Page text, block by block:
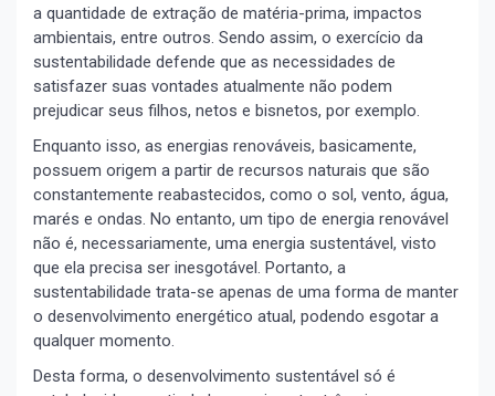
a quantidade de extração de matéria-prima, impactos
ambientais, entre outros. Sendo assim, o exercício da
sustentabilidade defende que as necessidades de
satisfazer suas vontades atualmente não podem
prejudicar seus filhos, netos e bisnetos, por exemplo.
Enquanto isso, as energias renováveis, basicamente,
possuem origem a partir de recursos naturais que são
constantemente reabastecidos, como o sol, vento, água,
marés e ondas. No entanto, um tipo de energia renovável
não é, necessariamente, uma energia sustentável, visto
que ela precisa ser inesgotável. Portanto, a
sustentabilidade trata-se apenas de uma forma de manter
o desenvolvimento energético atual, podendo esgotar a
qualquer momento.
Desta forma, o desenvolvimento sustentável só é